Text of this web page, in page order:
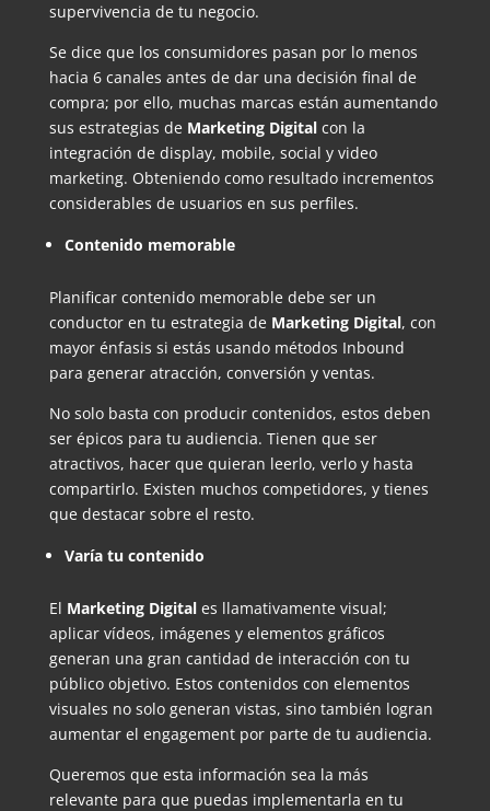
supervivencia de tu negocio.
Se dice que los consumidores pasan por lo menos
hacia 6 canales antes de dar una decisión final de
compra; por ello, muchas marcas están aumentando
sus estrategias de Marketing Digitalcon la
integración de display, mobile, social y video
marketing. Obteniendo como resultado incrementos
considerables de usuarios en sus perfiles.
Contenido memorable
Planificar contenido memorable debe ser un
conductor en tu estrategia de Marketing Digital, con
mayor énfasis si estás usando métodos Inbound
para generar atracción, conversión y ventas.
No solo basta con producir contenidos, estos deben
ser épicos para tu audiencia. Tienen que ser
atractivos, hacer que quieran leerlo, verlo y hasta
compartirlo. Existen muchos competidores, y tienes
que destacar sobre el resto.
Varía tu contenido
El Marketing Digitales llamativamente visual;
aplicar vídeos, imágenes y elementos gráficos
generan una gran cantidad de interacción con tu
público objetivo. Estos contenidos con elementos
visuales no solo generan vistas, sino también logran
aumentar el engagement por parte de tu audiencia.
Queremos que esta información sea la más
relevante para que puedas implementarla en tu